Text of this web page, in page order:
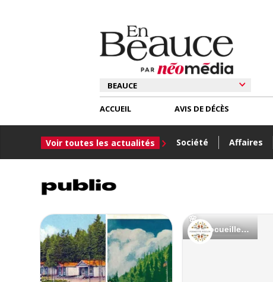
ACCUEIL
Voir toutes les actualités Société Affaires
AVIS DE DÉCÈS